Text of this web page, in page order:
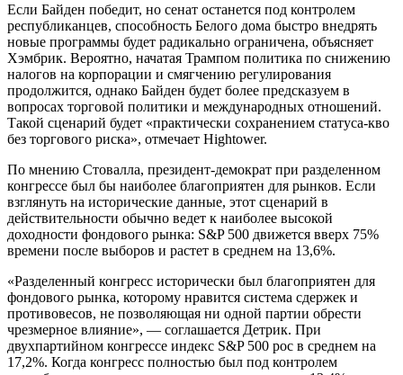
Если Байден победит, но сенат останется под контролем
республиканцев, способность Белого дома быстро внедрять
новые программы будет радикально ограничена, объясняет
Хэмбрик. Вероятно, начатая Трампом политика по снижению
налогов на корпорации и смягчению регулирования
продолжится, однако Байден будет более предсказуем в
вопросах торговой политики и международных отношений.
Такой сценарий будет «практически сохранением статуса-кво
без торгового риска», отмечает Hightower.
По мнению Стовалла, президент-демократ при разделенном
конгрессе был бы наиболее благоприятен для рынков. Если
взглянуть на исторические данные, этот сценарий в
действительности обычно ведет к наиболее высокой
доходности фондового рынка: S&P 500 движется вверх 75%
времени после выборов и растет в среднем на 13,6%.
«Разделенный конгресс исторически был благоприятен для
фондового рынка, которому нравится система сдержек и
противовесов, не позволяющая ни одной партии обрести
чрезмерное влияние», — соглашается Детрик. При
двухпартийном конгрессе индекс S&P 500 рос в среднем на
17,2%. Когда конгресс полностью был под контролем